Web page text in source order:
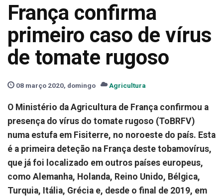
França confirma
primeiro caso de vírus
de tomate rugoso
08 março 2020, domingo Agricultura
O Ministério da Agricultura de França confirmou a
presença do vírus do tomate rugoso (ToBRFV)
numa estufa em Fisiterre, no noroeste do país. Esta
é a primeira deteção na França deste tobamovírus,
que já foi localizado em outros países europeus,
como Alemanha, Holanda, Reino Unido, Bélgica,
Turquia, Itália, Grécia e, desde o final de 2019, em